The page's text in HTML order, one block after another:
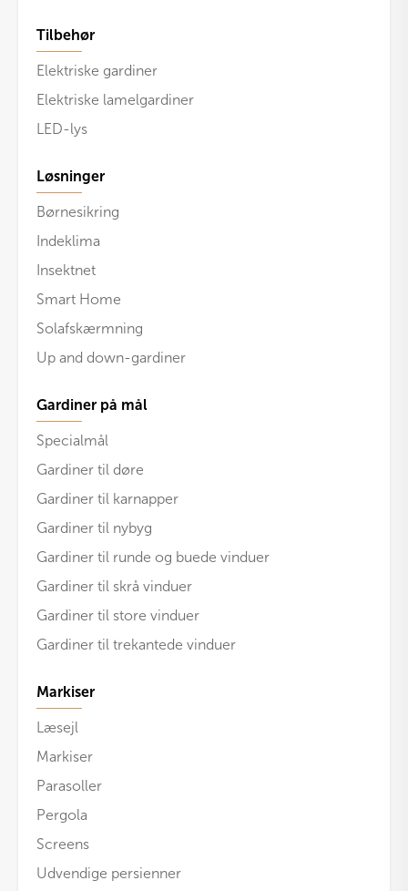
Tilbehør
Elektriske gardiner
Elektriske lamelgardiner
LED-lys
Løsninger
Børnesikring
Indeklima
Insektnet
Smart Home
Solafskærmning
Up and down-gardiner
Gardiner på mål
Specialmål
Gardiner til døre
Gardiner til karnapper
Gardiner til nybyg
Gardiner til runde og buede vinduer
Gardiner til skrå vinduer
Gardiner til store vinduer
Gardiner til trekantede vinduer
Markiser
Læsejl
Markiser
Parasoller
Pergola
Screens
Udvendige persienner